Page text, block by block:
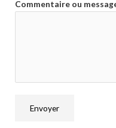
Commentaire ou
Envoyer